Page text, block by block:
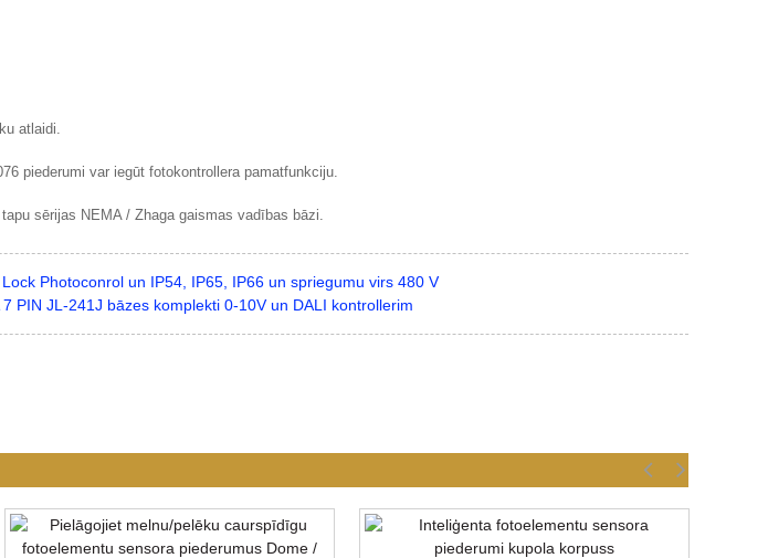
atlaidi.
piederumi var iegūt fotokontrollera pamatfunkciju.
sērijas NEMA / Zhaga gaismas vadības bāzi.
Photoconrol un IP54, IP65, IP66 un spriegumu virs 480 V
PIN JL-241J bāzes komplekti 0-10V un DALI kontrollerim